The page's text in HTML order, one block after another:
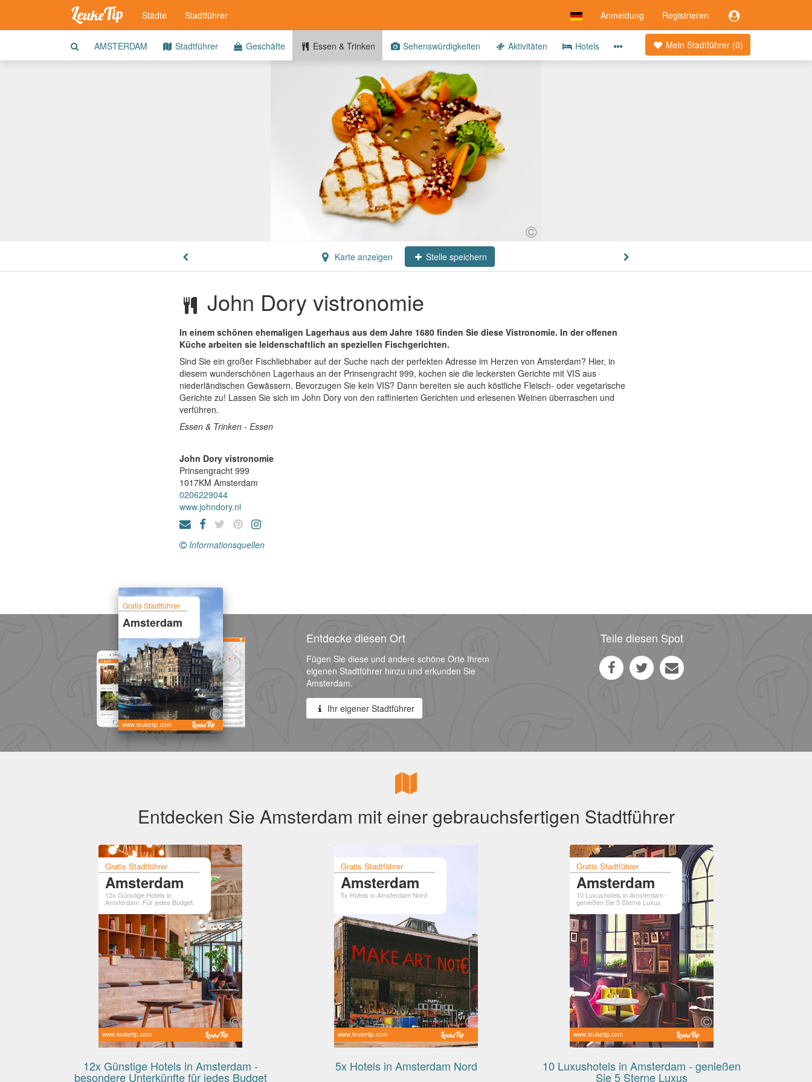
Anmeldung Registrieren
Städte Stadtführer
Mein Stadtführer (0)
AMSTERDAM Stadtführer Geschäfte Essen & Trinken Sehenswürdigkeiten Aktivitäten Hotels
Karte anzeigen Stelle speichern
John Dory vistronomie
In einem schönen ehemaligen Lagerhaus aus dem Jahre 1680 finden Sie diese Vistronomie. In der offenen
Küche arbeiten sie leidenschaftlich an speziellen Fischgerichten.
Sind Sie ein großer Fischliebhaber auf der Suche nach der perfekten Adresse im Herzen von Amsterdam? Hier, in
diesem wunderschönen Lagerhaus an der Prinsengracht 999, kochen sie die leckersten Gerichte mit VIS aus
niederländischen Gewässern. Bevorzugen Sie kein VIS? Dann bereiten sie auch köstliche Fleisch- oder vegetarische
Gerichte zu! Lassen Sie sich im John Dory von den raffinierten Gerichten und erlesenen Weinen überraschen und
verführen.
Essen & Trinken - Essen
John Dory vistronomie
Prinsengracht 999
1017KM Amsterdam
0206229044
www.johndory.nl
Informationsquellen
Gratis Stadtführer
Amsterdam
www.leuketip.com
Entdecke diesen Ort
Fügen Sie diese und andere schöne Orte Ihrem
eigenen Stadtführer hinzu und erkunden Sie
Amsterdam.
Ihr eigener Stadtführer
Teile diesen Spot
Entdecken Sie Amsterdam mit einer gebrauchsfertigen Stadtführer
Gratis Stadtführer
Amsterdam
12x Günstige Hotels in
Amsterdam. Für jedes Budget.
www.leuketip.com
12x Günstige Hotels in Amsterdam -
besondere Unterkünfte für jedes Budget
Gratis Stadtführer
Amsterdam
5x Hotels in Amsterdam Nord
www.leuketip.com
5x Hotels in Amsterdam Nord
Gratis Stadtführer
Amsterdam
10 Luxushotels in Amsterdam -
genießen Sie 5 Sterne Luxus
www.leuketip.com
10 Luxushotels in Amsterdam - genießen
Sie 5 Sterne Luxus